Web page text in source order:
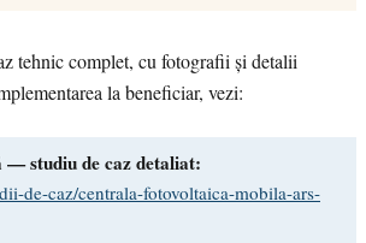
tehnic complet, cu fotografii și detalii
la beneficiar, vezi:
— studiu de caz detaliat:
de-caz/centrala-fotovoltaica-mobila-ars-